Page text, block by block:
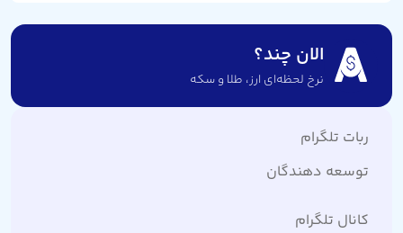
الان چند؟
نرخ لحظه‌ای ارز،‌ طلا و سکه
ربات تلگرام
توسعه دهندگان
کانال تلگرام